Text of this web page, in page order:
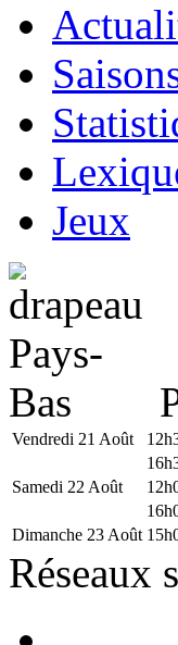
Jeux
Vendredi 21 Août
Samedi 22 Août
Dimanche 23 Août
Réseaux